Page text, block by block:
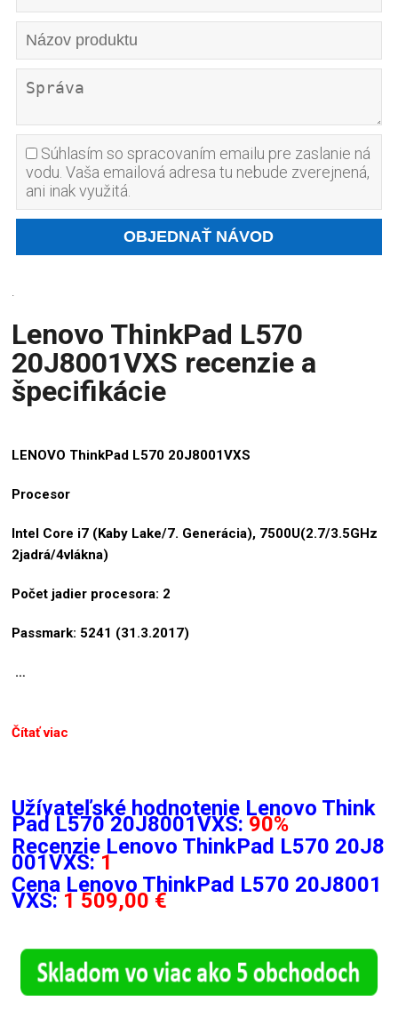
Súhlasím so spracovaním emailu pre zaslanie ná
vodu. Vaša emailová adresa tu nebude zverejnená,
ani inak využitá.
.
Lenovo ThinkPad L570
20J8001VXS recenzie a
špecifikácie
LENOVO ThinkPad L570 20J8001VXS
Procesor
Intel Core i7 (Kaby Lake/7. Generácia), 7500U(2.7/3.5GHz
2jadrá/4vlákna)
Počet jadier procesora: 2
Passmark: 5241 (31.3.2017)
…
Čítať viac
Užívateľské hodnotenie Lenovo Think
Pad L570 20J8001VXS: 90%
Recenzie Lenovo ThinkPad L570 20J8
001VXS: 1
Cena Lenovo ThinkPad L570 20J8001
VXS: 1 509,00 €